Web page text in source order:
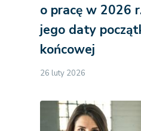
o pracę w 2026
jego daty
końcowej
26 luty 2026